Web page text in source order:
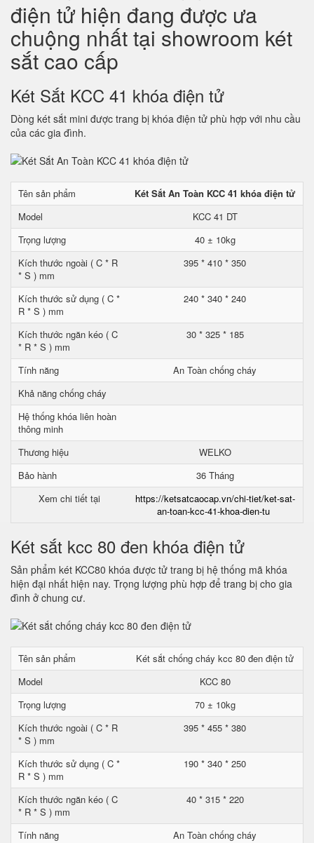
điện tử hiện đang được ưa
chuộng nhất tại showroom két
sắt cao cấp
Két Sắt KCC 41 khóa điện tử
Dòng két sắt mini được trang bị khóa điện tử phù hợp với nhu cầu
của các gia đình.
Tên sản phẩm
Két Sắt An Toàn KCC 41 khóa điện tử
Model
KCC 41 DT
Trọng lượng
40 ± 10kg
Kích thước ngoài ( C * R
* S ) mm
395 * 410 * 350
Kích thước sử dụng ( C *
R * S ) mm
240 * 340 * 240
Kích thước ngăn kéo ( C
* R * S ) mm
30 * 325 * 185
Tính năng
An Toàn chống cháy
Khả năng chống cháy
Hệ thống khóa liên hoàn
thông minh
Thương hiệu
WELKO
Bảo hành
36 Tháng
Xem chi tiết tại
https://ketsatcaocap.vn/chi-tiet/ket-sat-
an-toan-kcc-41-khoa-dien-tu
Két sắt kcc 80 đen khóa điện tử
Sản phẩm két KCC80 khóa được tử trang bị hệ thống mã khóa
hiện đại nhất hiện nay. Trọng lượng phù hợp để trang bị cho gia
đình ở chung cư.
Tên sản phẩm
Két sắt chống cháy kcc 80 đen điện tử
Model
KCC 80
Trọng lượng
70 ± 10kg
Kích thước ngoài ( C * R
* S ) mm
395 * 455 * 380
Kích thước sử dụng ( C *
R * S ) mm
190 * 340 * 250
Kích thước ngăn kéo ( C
* R * S ) mm
40 * 315 * 220
Tính năng
An Toàn chống cháy